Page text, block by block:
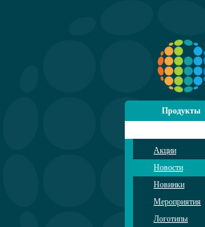
Продукты
Акции
Новости
Новинки
Мероприятия
Логотипы